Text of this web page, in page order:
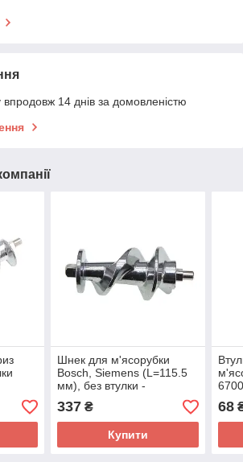
14 днів за домовленістю
Шнек для м'ясорубки
Bosch, Siemens (L=115.5
мм), без втулки -
00753389
337₴
Купити
68